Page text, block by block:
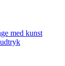
med kunst